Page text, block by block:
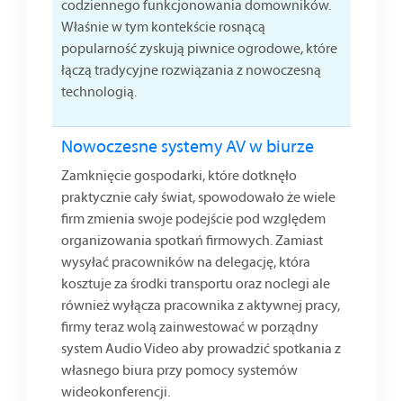
codziennego funkcjonowania domowników.
Właśnie w tym kontekście rosnącą
popularność zyskują piwnice ogrodowe, które
łączą tradycyjne rozwiązania z nowoczesną
technologią.
Nowoczesne systemy AV w biurze
Zamknięcie gospodarki, które dotknęło
praktycznie cały świat, spowodowało że wiele
firm zmienia swoje podejście pod względem
organizowania spotkań firmowych. Zamiast
wysyłać pracowników na delegację, która
kosztuje za środki transportu oraz noclegi ale
również wyłącza pracownika z aktywnej pracy,
firmy teraz wolą zainwestować w porządny
system Audio Video aby prowadzić spotkania z
własnego biura przy pomocy systemów
wideokonferencji.